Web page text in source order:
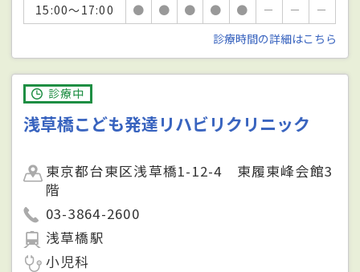
15:00～17:00
● ● ● ● ● － －
－
診療時間の詳細はこちら
診療中
浅草橋こども発達リハビリクリニック
東京都台東区浅草橋1-12-4 東履東峰会館3
階
03-3864-2600
浅草橋駅
小児科